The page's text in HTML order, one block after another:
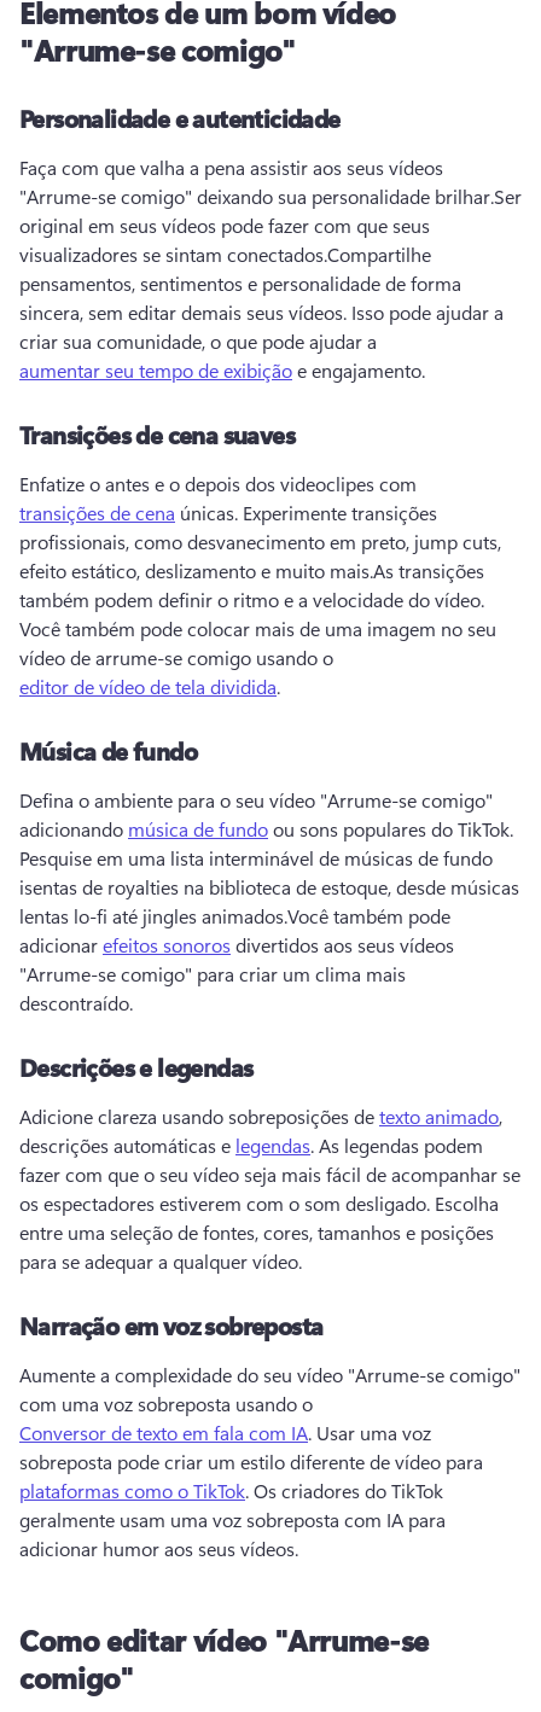
Elementos de um bom vídeo
"Arrume-se comigo"
Personalidade e autenticidade
Faça com que valha a pena assistir aos seus vídeos
"Arrume-se comigo" deixando sua personalidade brilhar.Ser
original em seus vídeos pode fazer com que seus
visualizadores se sintam conectados.Compartilhe
pensamentos, sentimentos e personalidade de forma
sincera, sem editar demais seus vídeos. Isso pode ajudar a
criar sua comunidade, o que pode ajudar a
aumentar seu tempo de exibição e engajamento.
Transições de cena suaves
Enfatize o antes e o depois dos videoclipes com
transições de cena únicas. Experimente transições
profissionais, como desvanecimento em preto, jump cuts,
efeito estático, deslizamento e muito mais.As transições
Você também pode colocar mais de uma imagem no seu
vídeo de arrume-se comigo usando o
editor de vídeo de tela dividida.
Música de fundo
Defina o ambiente para o seu vídeo "Arrume-se comigo"
adicionando música de fundo
Pesquise em uma lista interminável de músicas de fundo
isentas de royalties na biblioteca de estoque, desde músicas
lentas lo-fi até jingles animados.Você também pode
adicionar efeitos sonoros divertidos aos seus vídeos
"Arrume-se comigo" para criar um clima mais
descontraído.
Descrições e legendas
Adicione clareza usando sobreposições de texto animado,
descrições automáticas e legendas. As legendas podem
fazer com que o seu vídeo seja mais fácil de acompanhar se
os espectadores estiverem com o som desligado. Escolha
entre uma seleção de fontes, cores, tamanhos e posições
para se adequar a qualquer vídeo.
Narração em voz sobreposta
Aumente a complexidade do seu vídeo "Arrume-se comigo"
com uma voz sobreposta usando o
Conversor de texto em fala com IA. Usar uma voz
sobreposta pode criar um estilo diferente de vídeo para
plataformas como o TikTok. Os criadores do TikTok
geralmente usam uma voz sobreposta com IA para
adicionar humor aos seus vídeos.
Como editar vídeo "Arrume-se
comigo"